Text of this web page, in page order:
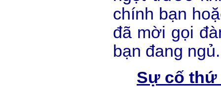
chính bạn
đã mời gọi
bạn đang ngủ.
Sự cố thứ